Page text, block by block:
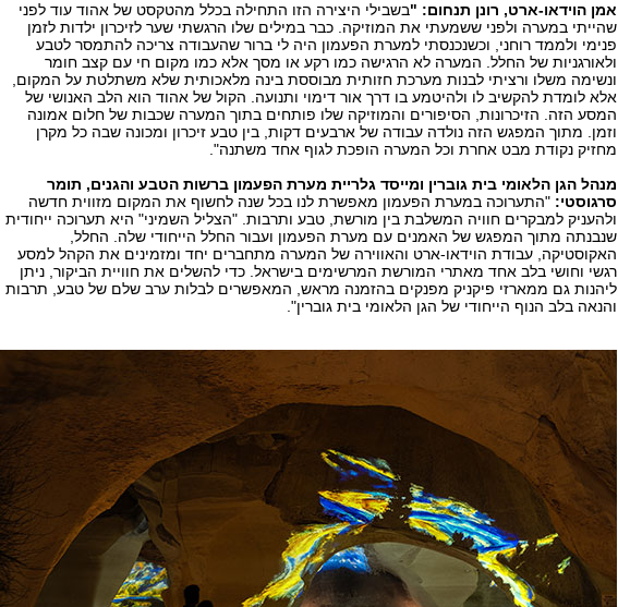
אמן הוידאו-ארט, רונן תנחום: "בשבילי היצירה הזו התחילה בכלל מהטקסט של אהוד עוד לפני
שהייתי במערה ולפני ששמעתי את המוזיקה. כבר במילים שלו הרגשתי שער לזיכרון ילדות לזמן
פנימי ולממד רוחני, וכשנכנסתי למערת הפעמון היה לי ברור שהעבודה צריכה להתמסר לטבע
ולאורגניות של החלל. המערה לא הרגישה כמו רקע או מסך אלא כמו מקום חי עם קצב חומר
ונשימה משלו ורציתי לבנות מערכת חזותית מבוססת בינה מלאכותית שלא משתלטת על המקום,
אלא לומדת להקשיב לו ולהיטמע בו דרך אור דימוי ותנועה. הקול של אהוד הוא הלב האנושי של
המסע הזה. הזיכרונות, הסיפורים והמוזיקה שלו פותחים בתוך המערה שכבות של חלום אמונה
וזמן. מתוך המפגש הזה נולדה עבודה של ארבעים דקות, בין טבע זיכרון ומכונה שבה כל מקרן
מחזיק נקודת מבט אחרת וכל המערה הופכת לגוף אחד משתנה".
מנהל הגן הלאומי בית גוברין ומייסד גלריית מערת הפעמון ברשות הטבע והגנים, תומר
סרגוסטי: "התערוכה במערת הפעמון מאפשרת לנו בכל שנה לחשוף את המקום מזווית חדשה
ולהעניק למבקרים חוויה המשלבת בין מורשת, טבע ותרבות. "הצליל השמיני" היא תערוכה ייחודית
שנבנתה מתוך המפגש של האמנים עם מערת הפעמון ועבור החלל הייחודי שלה. החלל,
האקוסטיקה, עבודת הוידאו-ארט והאווירה של המערה מתחברים יחד ומזמינים את הקהל למסע
רגשי וחושי בלב אחד מאתרי המורשת המרשימים בישראל. כדי להשלים את חוויית הביקור, ניתן
ליהנות גם ממארזי פיקניק מפנקים בהזמנה מראש, המאפשרים לבלות ערב שלם של טבע, תרבות
והנאה בלב הנוף הייחודי של הגן הלאומי בית גוברין".